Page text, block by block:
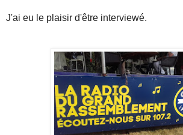
J'ai eu le plaisir d'être interviewé.